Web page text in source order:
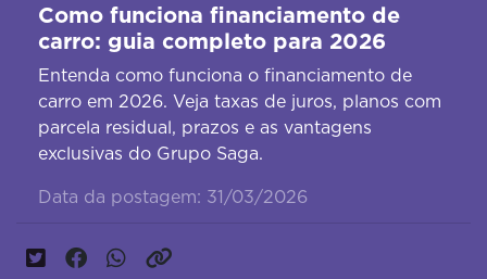
Como funciona financiamento de
carro: guia completo para 2026
Entenda como funciona o financiamento de
carro em 2026. Veja taxas de juros, planos com
parcela residual, prazos e as vantagens
exclusivas do Grupo Saga.
Data da postagem: 31/03/2026